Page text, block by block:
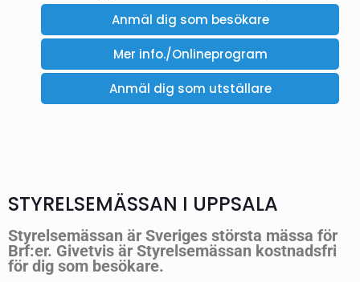
Anmäl dig som besökare
Mer info./Onlineprogram
Anmäl dig som utställare
STYRELSEMÄSSAN I UPPSALA
Styrelsemässan är Sveriges största mässa för
Brf:er. Givetvis är Styrelsemässan kostnadsfri
för dig som besökare.